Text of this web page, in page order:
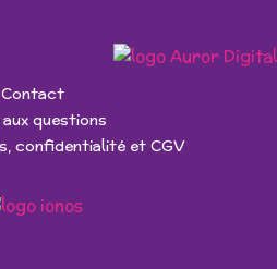
Contact
questions
confidentialité et CGV